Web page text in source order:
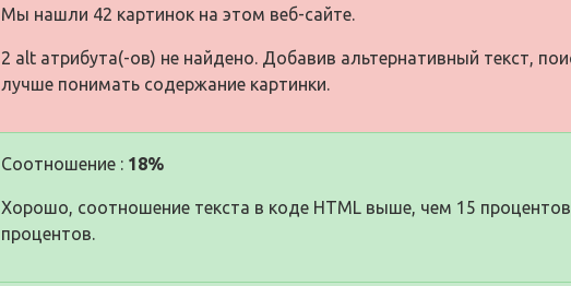
Мы нашли 42 картинок на этом веб-сайте.
2 alt атрибута(-ов) не найдено. Добавив альтернативный текст,
лучше понимать содержание картинки.
Соотношение : 18%
Хорошо, соотношение текста в коде HTML выше, чем 15
процентов.